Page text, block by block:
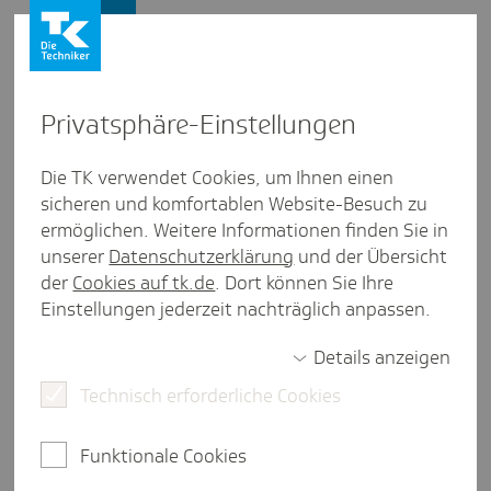
Cyber­mob­bing während der
Corona-Krise
Artikel aus Saar­land
In der Corona-Krise haben die Probleme durch
sind 17,3 Prozent der befragten Schülerinnen und
Presse und Politik Gesundheitsstudien
Privat­sphäre-Einstel­lungen
Die TK verwendet Cookies, um Ihnen einen
sicheren und komfortablen Website-Besuch zu
ermöglichen. Weitere Informationen finden Sie in
unserer Datenschutzerklärung und der Übersicht
der Cookies auf tk.de. Dort können Sie Ihre
Einstellungen jederzeit nachträglich anpassen.
Details anzeigen
Technisch erforderliche Cookies
Funktionale Cookies